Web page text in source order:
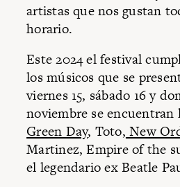
artistas que nos gustan
horario.
Este 2024 el festival
los músicos que se
viernes 15, sábado 16 y
noviembre se encuentran
Green Day, Toto, New
Martinez, Empire of the
el legendario ex Beatle